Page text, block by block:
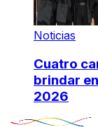
Noticias
Cuatro
brindar
2026